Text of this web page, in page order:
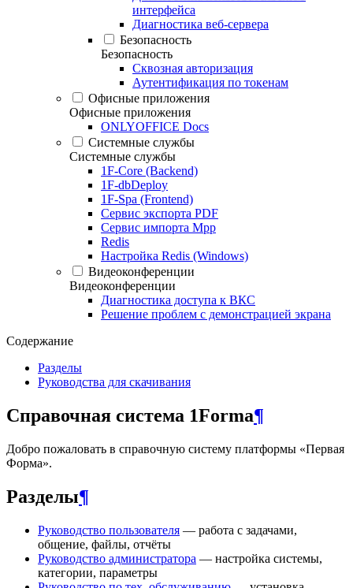
интерфейса
Диагностика веб-сервера
Безопасность
Безопасность
Сквозная авторизация
Аутентификация по токенам
Офисные приложения
Офисные приложения
ONLYOFFICE Docs
Системные службы
Системные службы
1F-Core (Backend)
1F-dbDeploy
1F-Spa (Frontend)
Сервис экспорта PDF
Сервис импорта Mpp
Redis
Настройка Redis (Windows)
Видеоконференции
Видеоконференции
Диагностика доступа к ВКС
Решение проблем с демонстрацией экрана
Содержание
Разделы
Руководства для скачивания
Справочная система 1Forma¶
Добро пожаловать в справочную систему платформы «Первая
Форма».
Разделы¶
Руководство пользователя — работа с задачами,
общение, файлы, отчёты
Руководство администратора — настройка системы,
категории, параметры